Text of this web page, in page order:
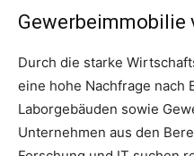
Gewerbeimmobilie
Durch die starke
eine hohe Nachfrage nach
Laborgebäuden sowie
Unternehmen aus den